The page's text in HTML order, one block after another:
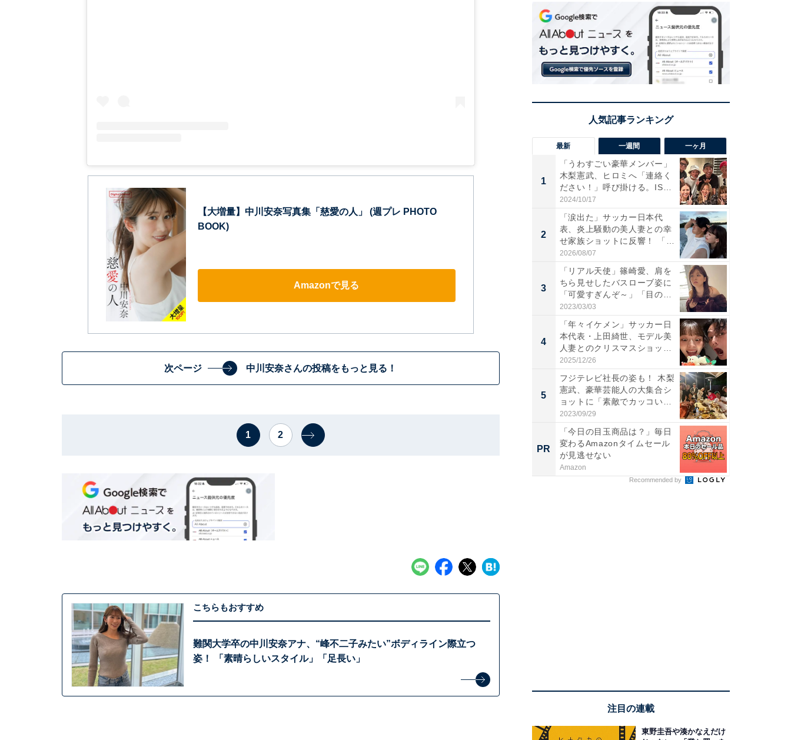
【大増量】中川安奈写真集「慈愛の人」 (週プレ PHOTO
BOOK)
Amazonで見る
次ページ 中川安奈さんの投稿をもっと見る！
1 2
こちらもおすすめ
難関大学卒の中川安奈アナ、“峰不二子みたい”ボディライン際立つ
姿！ 「素晴らしいスタイル」「足長い」
最新 一週間 一ヶ月
1
「うわすごい豪華メンバー」
木梨憲武、ヒロミへ「連絡く
ださい！」呼び掛ける。IS
S...
2024/10/17
2
「涙出た」サッカー日本代
表、炎上騒動の美人妻との幸
せ家族ショットに反響！ 「最
高...
2026/08/07
3
「リアル天使」篠崎愛、肩を
ちら見せしたバスローブ姿に
「可愛すぎんぞ～」「目の表
情...
2023/03/03
4
「年々イケメン」サッカー日
本代表・上田綺世、モデル美
人妻とのクリスマスショット
に...
2025/12/26
5
フジテレビ社長の姿も！ 木梨
憲武、豪華芸能人の大集合シ
ョットに「素敵でカッコい
い...
2023/09/29
PR
「今日の目玉商品は？」毎日
変わるAmazonタイムセール
が見逃せない
Amazon
Recommended by
注目の連載
東野圭吾や湊かなえだけ